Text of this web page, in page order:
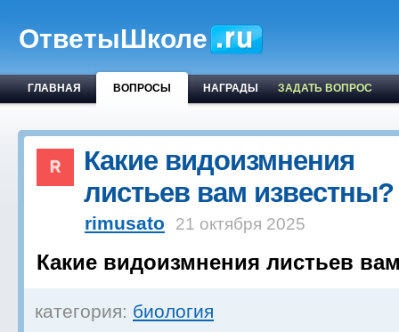
ОтветыШколе
ГЛАВНАЯ ВОПРОСЫ НАГРАДЫ ЗАДАТЬ ВОПРОС
Какие видоизмнения
листьев вам известны?
rimusato 21 октября 2025
Какие видоизмнения листьев
категория: биология